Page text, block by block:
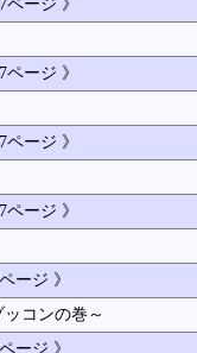
ージ 》
ージ 》
ージ 》
ージ 》
ージ 》
コンの巻～
ージ 》